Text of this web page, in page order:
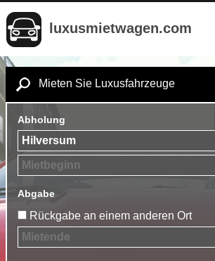
luxusmietwagen.com
Mieten Sie Luxusfahrzeuge
Abholung
Abgabe
Rückgabe an einem anderen Ort